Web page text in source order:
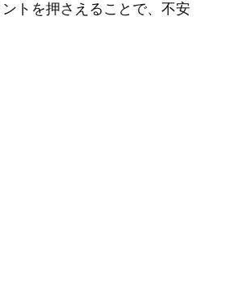
トを押さえることで、不安